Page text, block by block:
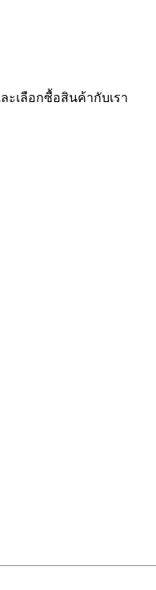
เลือกซื้อสินค้ากับเรา